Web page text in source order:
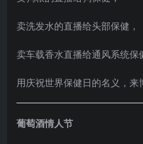
卖洗发水的直播给头部保健，
卖车载香水直播给通风系统
用庆祝世界保健日的名义，来
葡萄酒情人节